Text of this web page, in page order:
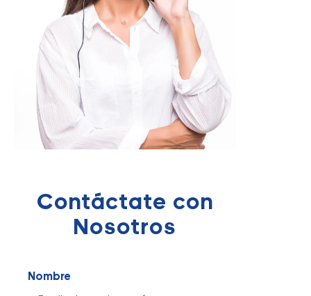
Contáctate con
Nosotros
Nombre